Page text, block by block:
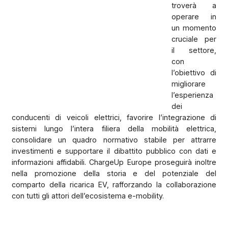
troverà a
operare in
un momento
cruciale per
il settore,
con
l’obiettivo di
migliorare
l’esperienza
dei
conducenti di veicoli elettrici, favorire l’integrazione di
sistemi lungo l’intera filiera della mobilità elettrica,
consolidare un quadro normativo stabile per attrarre
investimenti e supportare il dibattito pubblico con dati e
informazioni affidabili. ChargeUp Europe proseguirà inoltre
nella promozione della storia e del potenziale del
comparto della ricarica EV, rafforzando la collaborazione
con tutti gli attori dell’ecosistema e-mobility.